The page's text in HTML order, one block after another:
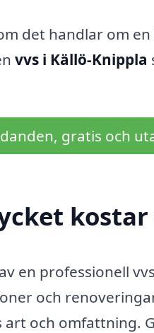
det handlar om
vvs i Källö-Knippla
gratis och
kostar
en professionell
och
art och omfattning.